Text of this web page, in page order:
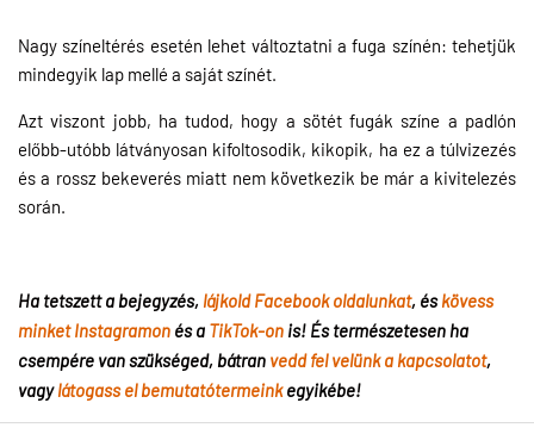
Nagy színeltérés esetén lehet változtatni a fuga színén: tehetjük
mindegyik lap mellé a saját színét.
Azt viszont jobb, ha tudod, hogy a sötét fugák színe a padlón
előbb-utóbb látványosan kifoltosodik, kikopik, ha ez a túlvizezés
és a rossz bekeverés miatt nem következik be már a kivitelezés
során.
Ha tetszett a bejegyzés, lájkold Facebook oldalunkat, éskövess
minket Instagramon és a TikTok-on is! És természetesen ha
csempére van szükséged, bátran vedd fel velünk a kapcsolatot,
vagylátogass el bemutatótermeinkegyikébe!